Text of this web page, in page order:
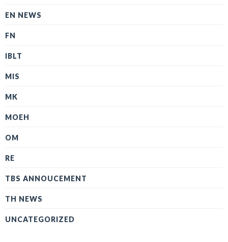
EN NEWS
FN
IBLT
MIS
MK
MOEH
OM
RE
TBS ANNOUCEMENT
TH NEWS
UNCATEGORIZED